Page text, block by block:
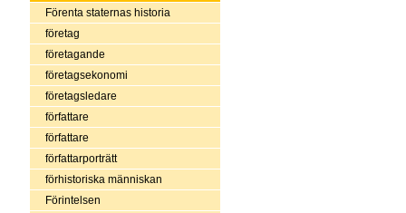
Förenta staternas historia
företag
företagande
företagsekonomi
företagsledare
författare
författare
författarporträtt
förhistoriska människan
Förintelsen